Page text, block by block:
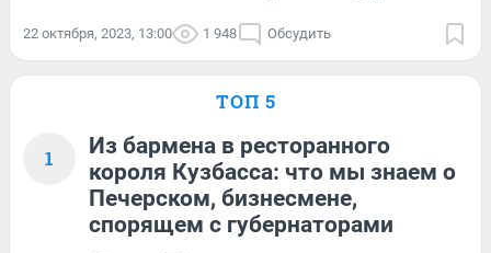
22 октября, 2023, 13:00 1 948 Обсудить
ТОП 5
1
Из бармена в ресторанного
короля Кузбасса: что мы знаем о
Печерском, бизнесмене,
спорящем с губернаторами